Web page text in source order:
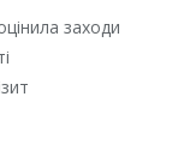
заходи